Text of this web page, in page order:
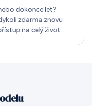
dokonce let?
zdarma znovu
na celý život.